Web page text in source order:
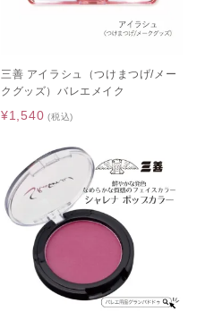
三善 アイラシュ（つけまつげ/メー
クグッズ）バレエメイク
¥1,540 (税込)